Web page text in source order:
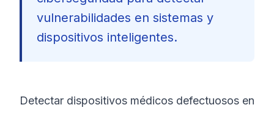
vulnerabilidades en sistemas y
dispositivos inteligentes.
Detectar dispositivos médicos defectuosos en